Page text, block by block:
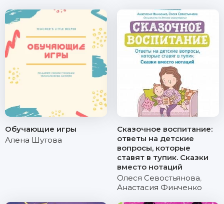
Обучающие игры
Алена Шутова
Сказочное воспитание:
ответы на детские
вопросы, которые
ставят в тупик. Сказки
вместо нотаций
Олеся Севостьянова,
Анастасия Финченко